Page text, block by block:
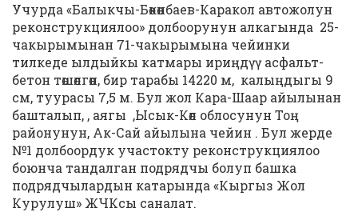
Учурда «Балыкчы-Бөкөнбаев-Каракол автожолун
реконструкциялоо» долбоорунун алкагында 25-
чакырымынан 71-чакырымына чейинки
тилкеде ылдыйкы катмары ириңдүү асфальт-
бетон төшөлгөн, бир тарабы 14220 м, калыңдыгы 9
см, туурасы 7,5 м. Бул жол Кара-Шаар айылынан
башталып, , аягы ,Ысык-Көл облосунун Тоң
районунун, Ак-Сай айылына чейин . Бул жерде
№1 долбоордук участокту реконструкциялоо
боюнча тандалган подрядчы болуп башка
подрядчылардын катарында «Кыргыз Жол
Курулуш» ЖЧКсы саналат.